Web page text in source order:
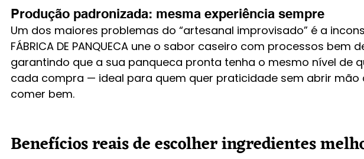
Produção padronizada: mesma experiência sempre
Um dos maiores problemas do “artesanal improvisado” é a
FÁBRICA DE PANQUECA une o sabor caseiro com processos bem
garantindo que a sua panqueca pronta tenha o mesmo nível de
cada compra — ideal para quem quer praticidade sem abrir mão
comer bem.
Benefícios reais de escolher ingredientes